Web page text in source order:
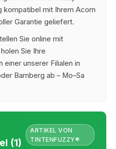
kompatibel mit Ihrem Acorn
Garantie geliefert.
Sie online mit
Sie Ihre
einer unserer Filialen in
Bamberg ab – Mo–Sa
(1)
ARTIKEL VON
TINTENFUZZY®